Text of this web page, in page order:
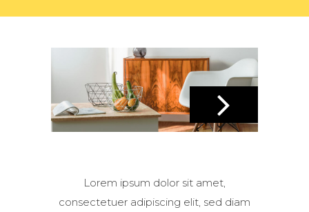
Lorem ipsum dolor sit amet,
consectetuer adipiscing elit, sed diam